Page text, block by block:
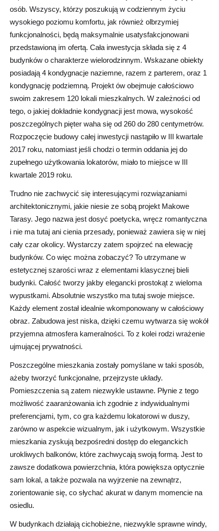
osób. Wszyscy, którzy poszukują w codziennym życiu
wysokiego poziomu komfortu, jak również olbrzymiej
funkcjonalności, będą maksymalnie usatysfakcjonowani
przedstawioną im ofertą. Cała inwestycja składa się z 4
budynków o charakterze wielorodzinnym. Wskazane obiekty
posiadają 4 kondygnacje naziemne, razem z parterem, oraz 1
kondygnację podziemną. Projekt ów obejmuje całościowo
swoim zakresem 120 lokali mieszkalnych. W zależności od
tego, o jakiej dokładnie kondygnacji jest mowa, wysokość
poszczególnych pięter waha się od 260 do 280 centymetrów.
Rozpoczęcie budowy całej inwestycji nastąpiło w III kwartale
2017 roku, natomiast jeśli chodzi o termin oddania jej do
zupełnego użytkowania lokatorów, miało to miejsce w III
kwartale 2019 roku.
Trudno nie zachwycić się interesującymi rozwiązaniami
architektonicznymi, jakie niesie ze sobą projekt Makowe
Tarasy. Jego nazwa jest dosyć poetycka, wręcz romantyczna
i nie ma tutaj ani cienia przesady, ponieważ zawiera się w niej
cały czar okolicy. Wystarczy zatem spojrzeć na elewację
budynków. Co więc można zobaczyć? To utrzymane w
estetycznej szarości wraz z elementami klasycznej bieli
budynki. Całość tworzy jakby elegancki prostokąt z wieloma
wypustkami. Absolutnie wszystko ma tutaj swoje miejsce.
Każdy element został idealnie wkomponowany w całościowy
obraz. Zabudowa jest niska, dzięki czemu wytwarza się wokół
przyjemna atmosfera kameralności. To z kolei rodzi wrażenie
ujmującej prywatności.
Poszczególne mieszkania zostały pomyślane w taki sposób,
ażeby tworzyć funkcjonalne, przejrzyste układy.
Pomieszczenia są zatem niezwykle ustawne. Płynie z tego
możliwość zaaranżowania ich zgodnie z indywidualnymi
preferencjami, tym, co gra każdemu lokatorowi w duszy,
zarówno w aspekcie wizualnym, jak i użytkowym. Wszystkie
mieszkania zyskują bezpośredni dostęp do eleganckich
urokliwych balkonów, które zachwycają swoją formą. Jest to
zawsze dodatkowa powierzchnia, która powiększa optycznie
sam lokal, a także pozwala na wyjrzenie na zewnątrz,
zorientowanie się, co słychać akurat w danym momencie na
osiedlu.
W budynkach działają cichobieżne, niezwykle sprawne windy,